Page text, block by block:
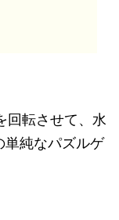
回転させて、水
単純なパズルゲ